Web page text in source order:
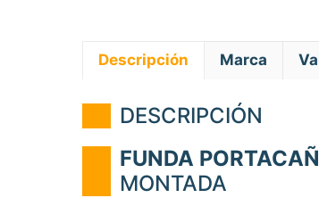
Descripción Marca
DESCRIPCIÓN
FUNDA
MONTADA